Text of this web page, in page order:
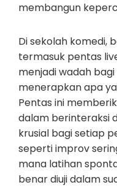
membangun
Di sekolah komedi,
termasuk pentas
menjadi wadah
menerapkan apa
Pentas ini
dalam berinteraksi
krusial bagi setiap
seperti improv
mana latihan
benar diuji dalam